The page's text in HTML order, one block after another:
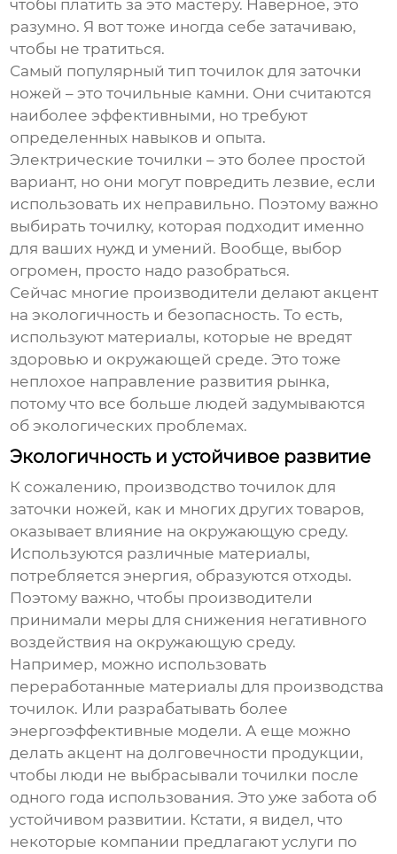
чтобы платить за это мастеру. Наверное, это
разумно. Я вот тоже иногда себе затачиваю,
чтобы не тратиться.
Самый популярный типточилок для заточки
ножей – это точильные камни. Они считаются
наиболее эффективными, но требуют
определенных навыков и опыта.
Электрические точилки – это более простой
вариант, но они могут повредить лезвие, если
использовать их неправильно. Поэтому важно
выбирать точилку, которая подходит именно
для ваших нужд и умений. Вообще, выбор
огромен, просто надо разобраться.
Сейчас многие производители делают акцент
на экологичность и безопасность. То есть,
используют материалы, которые не вредят
здоровью и окружающей среде. Это тоже
неплохое направление развития рынка,
потому что все больше людей задумываются
об экологических проблемах.
Экологичность и устойчивое развитие
К сожалению, производствоточилок для
заточки ножей, как и многих других товаров,
оказывает влияние на окружающую среду.
Используются различные материалы,
потребляется энергия, образуются отходы.
Поэтому важно, чтобы производители
принимали меры для снижения негативного
воздействия на окружающую среду.
Например, можно использовать
переработанные материалы для производства
точилок. Или разрабатывать более
энергоэффективные модели. А еще можно
делать акцент на долговечности продукции,
чтобы люди не выбрасывали точилки после
одного года использования. Это уже забота об
устойчивом развитии. Кстати, я видел, что
некоторые компании предлагают услуги по